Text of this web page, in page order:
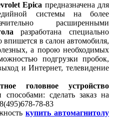
Epica предназначена для
системы на более
расширенными
разработана специально
впишется в салон автомобиля,
а порою необходимых
подгрузки пробок,
и Интернет, телевидение
головное устройство
сделать заказ на
78-83
купить автомагнитолу